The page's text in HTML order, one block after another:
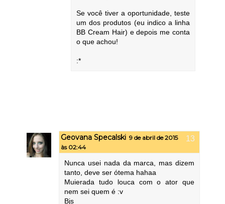
Se você tiver a oportunidade, teste
um dos produtos (eu indico a linha
BB Cream Hair) e depois me conta
o que achou!
:*
Geovana Specalski 9 de abril de 2015
às 02:44
Nunca usei nada da marca, mas dizem
tanto, deve ser ótema hahaa
Muierada tudo louca com o ator que
nem sei quem é :v
Bjs